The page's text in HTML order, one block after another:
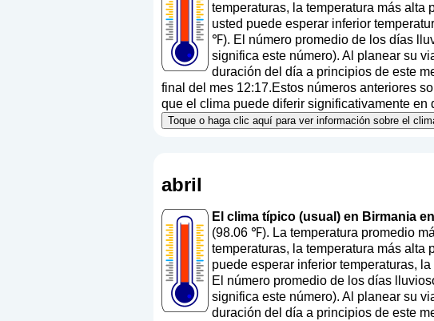
temperaturas, la temperatura más
usted puede esperar inferior
℉). El número promedio de los días
significa este número). Al planear su
duración del día a principios de este
final del mes 12:17.Estos números anteriores
que el clima puede diferir significativamente
Toque o haga clic aquí para ver información sobre el
abril
El clima típico (usual) en Birmania
(98.06 ℉). La temperatura promedio
temperaturas, la temperatura más
puede esperar inferior temperaturas,
El número promedio de los días
significa este número). Al planear su
duración del día a principios de este